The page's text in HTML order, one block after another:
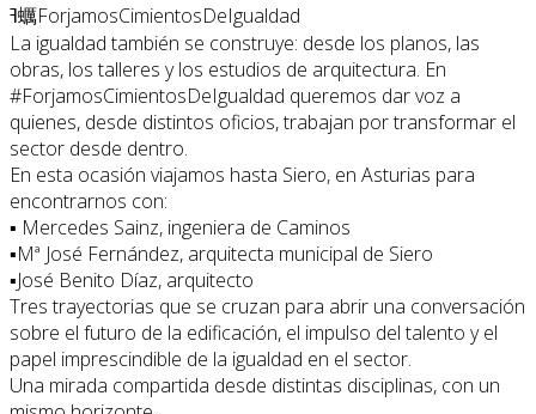
ߔ蠣ForjamosCimientosDeIgualdad
La igualdad también se construye: desde los planos, las
obras, los talleres y los estudios de arquitectura. En
#ForjamosCimientosDeIgualdad queremos dar voz a
quienes, desde distintos oficios, trabajan por transformar el
sector desde dentro.
En esta ocasión viajamos hasta Siero, en Asturias para
encontrarnos con:
▪️ Mercedes Sainz, ingeniera de Caminos
▪️Mª José Fernández, arquitecta municipal de Siero
▪️José Benito Díaz, arquitecto
Tres trayectorias que se cruzan para abrir una conversación
sobre el futuro de la edificación, el impulso del talento y el
papel imprescindible de la igualdad en el sector.
Una mirada compartida desde distintas disciplinas, con un